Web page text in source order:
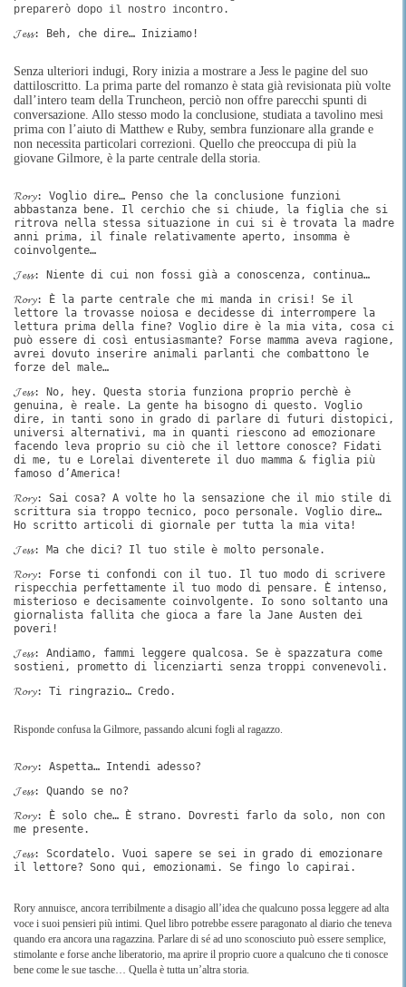
preparerò dopo il nostro incontro.
𝓙𝓮𝓼𝓼: Beh, che dire… Iniziamo!
Senza ulteriori indugi, Rory inizia a mostrare a Jess le pagine del suo
dattiloscritto. La prima parte del romanzo è stata già revisionata più volte
dall’intero team della Truncheon, perciò non offre parecchi spunti di
conversazione. Allo stesso modo la conclusione, studiata a tavolino mesi
prima con l’aiuto di Matthew e Ruby, sembra funzionare alla grande e
non necessita particolari correzioni. Quello che preoccupa di più la
giovane Gilmore, è la parte centrale della storia.
𝓡𝓸𝓻𝔂: Voglio dire… Penso che la conclusione funzioni
abbastanza bene. Il cerchio che si chiude, la figlia che si
ritrova nella stessa situazione in cui si è trovata la madre
anni prima, il finale relativamente aperto, insomma è
coinvolgente…
𝓙𝓮𝓼𝓼: Niente di cui non fossi già a conoscenza, continua…
𝓡𝓸𝓻𝔂: È la parte centrale che mi manda in crisi! Se il
lettore la trovasse noiosa e decidesse di interrompere la
lettura prima della fine? Voglio dire è la mia vita, cosa ci
può essere di così entusiasmante? Forse mamma aveva ragione,
avrei dovuto inserire animali parlanti che combattono le
forze del male…
𝓙𝓮𝓼𝓼: No, hey. Questa storia funziona proprio perchè è
genuina, è reale. La gente ha bisogno di questo. Voglio
dire, in tanti sono in grado di parlare di futuri distopici,
universi alternativi, ma in quanti riescono ad emozionare
facendo leva proprio su ciò che il lettore conosce? Fidati
di me, tu e Lorelai diventerete il duo mamma & figlia più
famoso d’America!
𝓡𝓸𝓻𝔂: Sai cosa? A volte ho la sensazione che il mio stile di
scrittura sia troppo tecnico, poco personale. Voglio dire…
Ho scritto articoli di giornale per tutta la mia vita!
𝓙𝓮𝓼𝓼: Ma che dici? Il tuo stile è molto personale.
𝓡𝓸𝓻𝔂: Forse ti confondi con il tuo. Il tuo modo di scrivere
rispecchia perfettamente il tuo modo di pensare. È intenso,
misterioso e decisamente coinvolgente. Io sono soltanto una
giornalista fallita che gioca a fare la Jane Austen dei
poveri!
𝓙𝓮𝓼𝓼: Andiamo, fammi leggere qualcosa. Se è spazzatura come
sostieni, prometto di licenziarti senza troppi convenevoli.
𝓡𝓸𝓻𝔂: Ti ringrazio… Credo.
Risponde confusa la Gilmore, passando alcuni fogli al ragazzo.
𝓡𝓸𝓻𝔂: Aspetta… Intendi adesso?
𝓙𝓮𝓼𝓼: Quando se no?
𝓡𝓸𝓻𝔂: È solo che… È strano. Dovresti farlo da solo, non con
me presente.
𝓙𝓮𝓼𝓼: Scordatelo. Vuoi sapere se sei in grado di emozionare
il lettore? Sono qui, emozionami. Se fingo lo capirai.
Rory annuisce, ancora terribilmente a disagio all’idea che qualcuno possa leggere ad alta
voce i suoi pensieri più intimi. Quel libro potrebbe essere paragonato al diario che teneva
quando era ancora una ragazzina. Parlare di sé ad uno sconosciuto può essere semplice,
stimolante e forse anche liberatorio, ma aprire il proprio cuore a qualcuno che ti conosce
bene come le sue tasche… Quella è tutta un’altra storia.